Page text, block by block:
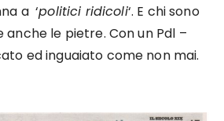
a ‘politici ridicoli‘. E chi sono
anche le pietre. Con un Pdl –
ed inguaiato come non mai.